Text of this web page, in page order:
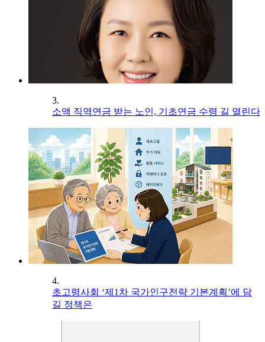
3.
소액 직역연금 받는 노인, 기초연금 수령 길 열린다
4.
초고령사회 ‘제1차 국가인구전략 기본계획’에 담
길 정책은